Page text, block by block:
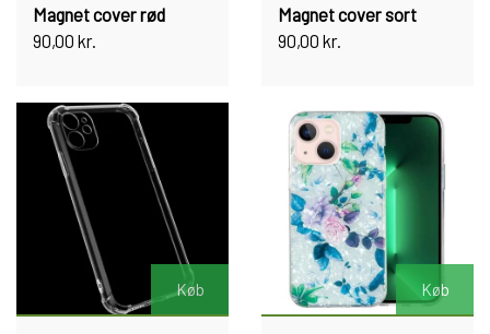
Magnet cover rød
90,00 kr.
Magnet cover sort
90,00 kr.
Køb Køb